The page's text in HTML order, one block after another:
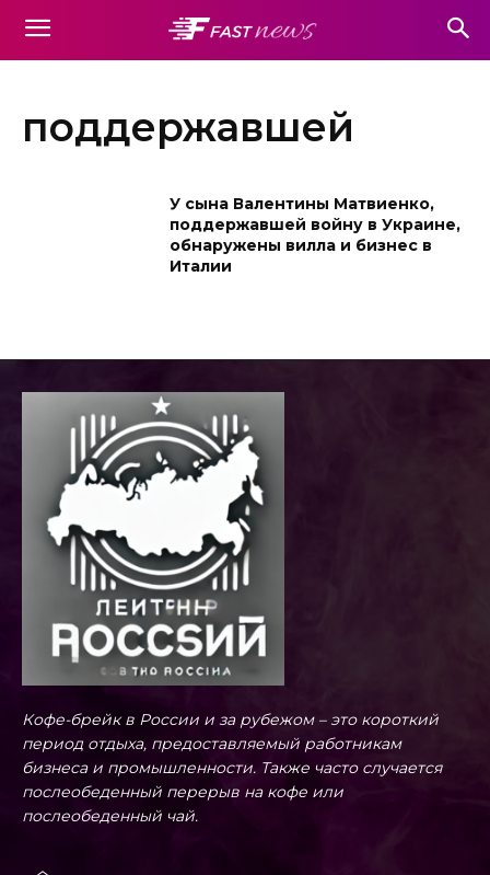
поддержавшей
У сына Валентины Матвиенко,
поддержавшей войну в Украине,
обнаружены вилла и бизнес в
Италии
Кофе-брейк в России и за рубежом – это короткий
период отдыха, предоставляемый работникам
бизнеса и промышленности. Также часто случается
послеобеденный перерыв на кофе или
послеобеденный чай.